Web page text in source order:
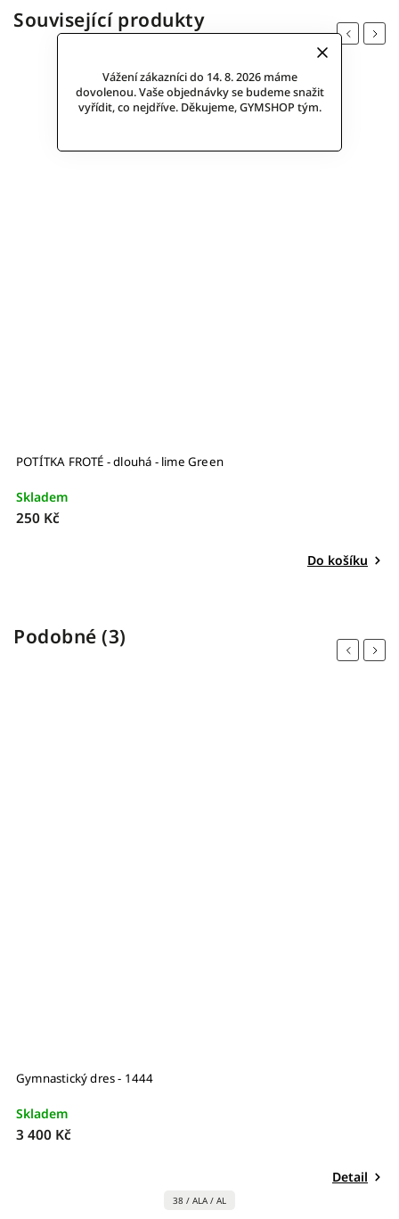
Vážení zákazníci do 14. 8. 2026 máme
dovolenou. Vaše objednávky se budeme snažit
vyřídit, co nejdříve. Děkujeme, GYMSHOP tým.
Související produkty
Previous
POTÍTKA FROTÉ - dlouhá - lime Green
Skladem
250 Kč
Do košíku
Next
Podobné (3)
Previous
Gymnastický dres - 1444
Skladem
3 400 Kč
Detail
38 / ALA / AL
Next